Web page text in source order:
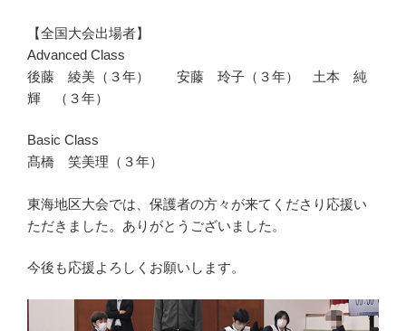
【全国大会出場者】
Advanced Class
後藤 綾美（３年） 安藤 玲子（３年） 土本 純
輝 （３年）
Basic Class
髙橋 笑美理（３年）
東海地区大会では、保護者の方々が来てくださり応援い
ただきました。ありがとうございました。
今後も応援よろしくお願いします。